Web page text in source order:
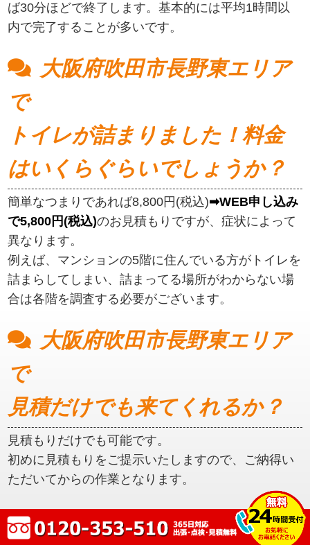
ば30分ほどで終了します。基本的には平均1時間以
内で完了することが多いです。
大阪府吹田市長野東エリア
で
トイレが詰まりました！料金
はいくらぐらいでしょうか？
簡単なつまりであれば8,800円(税込)➡WEB申し込み
で5,800円(税込)のお見積もりですが、症状によって
異なります。
例えば、マンションの5階に住んでいる方がトイレを
詰まらしてしまい、詰まってる場所がわからない場
合は各階を調査する必要がございます。
大阪府吹田市長野東エリア
で
見積だけでも来てくれるか？
見積もりだけでも可能です。
初めに見積もりをご提示いたしますので、ご納得い
ただいてからの作業となります。
大阪府吹田市長野東エリア